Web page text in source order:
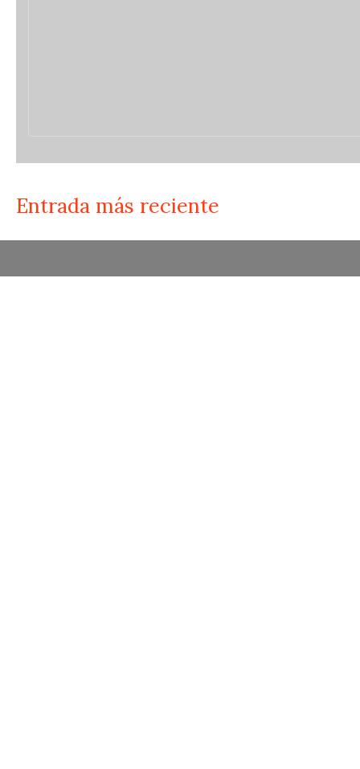
Entrada más reciente